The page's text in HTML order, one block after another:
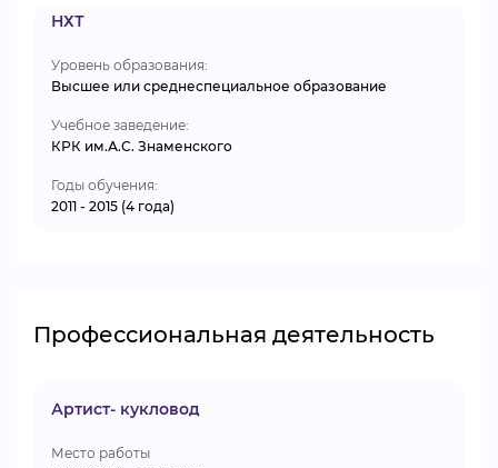
НХТ
Уровень образования:
Высшее или среднеспециальное образование
Учебное заведение:
КРК им.А.С. Знаменского
Годы обучения:
2011 - 2015 (4 года)
Профессиональная деятельность
Артист- кукловод
Место работы